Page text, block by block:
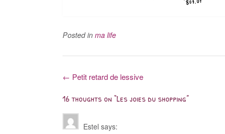
Posted in ma life
Post
navigation
← Petit retard de lessive
16 thoughts on “Les joies du shopping”
Estel says: